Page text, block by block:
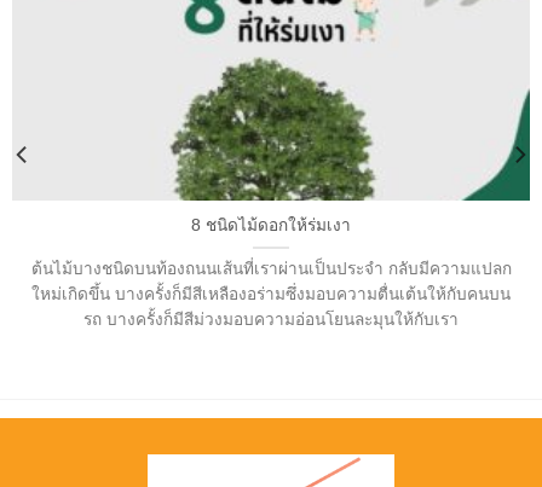
8 ชนิดไม้ดอกให้ร่มเงา
ต้นไม้บางชนิดบนท้องถนนเส้นที่เราผ่านเป็นประจำ กลับมีความแปลก
ใหม่เกิดขึ้น บางครั้งก็มีสีเหลืองอร่ามซึ่งมอบความตื่นเต้นให้กับคนบน
รถ บางครั้งก็มีสีม่วงมอบความอ่อนโยนละมุนให้กับเรา